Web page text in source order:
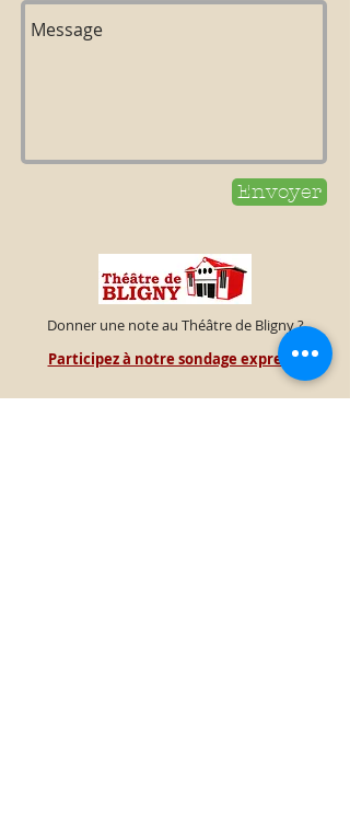
Envoyer
Donner une note au Théâtre de Bligny ?
Participez à notre sondage express !